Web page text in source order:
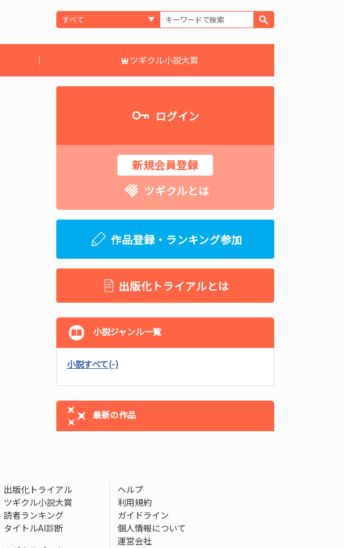
｜ ツギクル小説大賞
ログイン
新規会員登録
ツギクルとは
作品登録・ランキング参加
出版化トライアルとは
小説ジャンル一覧
小説すべて(-)
最新の作品
出版化トライアル
ツギクル小説大賞
読者ランキング
タイトルAI診断
ヘルプ
利用規約
ガイドライン
個人情報について
運営会社